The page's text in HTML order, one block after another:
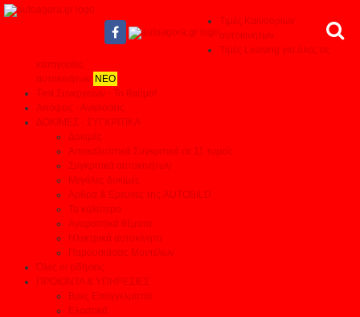
Τιμές Καινούριων
αυτοκινήτων
Τιμές Leasing για όλες τις
κατηγορίες
αυτοκινήτων ΝΕΟ
Test Συνεργείων - Το θαύμα!
Απόψεις - Αναλύσεις
ΔΟΚΙΜΕΣ - ΣΥΓΚΡΙΤΙΚΑ
Δοκιμές
Αποκαλυπτικά Συγκριτικά σε 11 τομείς
Συγκριτικά αυτοκινήτων
Μεγάλες δοκιμές
Αρθρα & Ερευνες της AUTOBILD
Τα καλύτερα
Αγοραστικά θέματα
Ηλεκτρικά αυτοκίνητα
Παρουσιάσεις Μοντέλων
Όλες οι ειδήσεις
ΠΡΟΙΟΝΤΑ & ΥΠΗΡΕΣΙΕΣ
Βρες Επαγγελματία
Ελαστικά